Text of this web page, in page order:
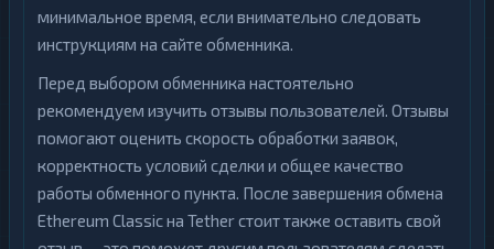
минимальное время, если внимательно следовать
инструкциям на сайте обменника.
Перед выбором обменника настоятельно
рекомендуем изучить отзывы пользователей. Отзывы
помогают оценить скорость обработки заявок,
корректность условий сделки и общее качество
работы обменного пункта. После завершения обмена
Ethereum Classic на Tether стоит также оставить свой